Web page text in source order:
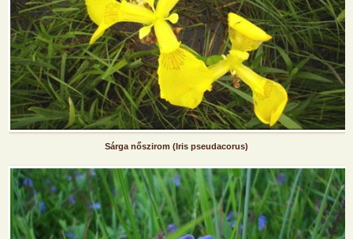
Sárga nőszirom (Iris pseudacorus)